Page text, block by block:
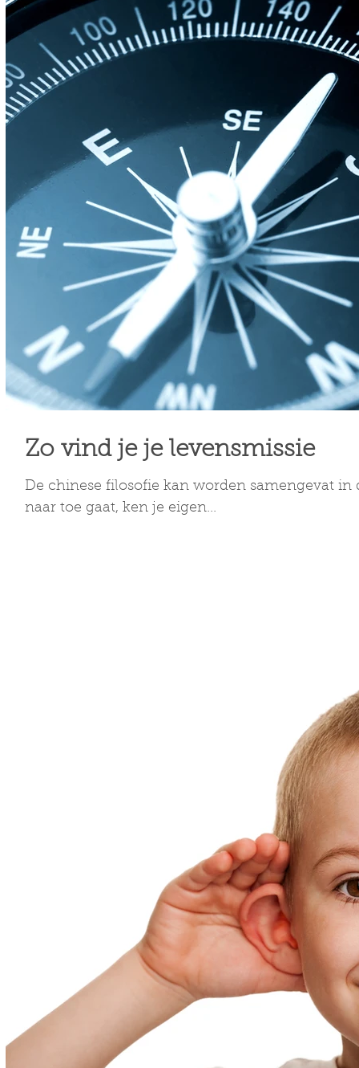
Zo vind je je levensmissie
De chinese filosofie kan worden samengevat
naar toe gaat, ken je eigen...